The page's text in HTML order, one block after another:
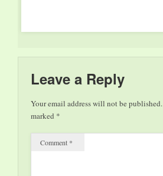
Schlosskirche, das
Museum für Vor- und
das Deutsche
Zeitungsmuseum
durchgehend geöffnet.
Das Saarlandmuseum
Leave a Reply
Your email address will not be published.
marked *
Comment *